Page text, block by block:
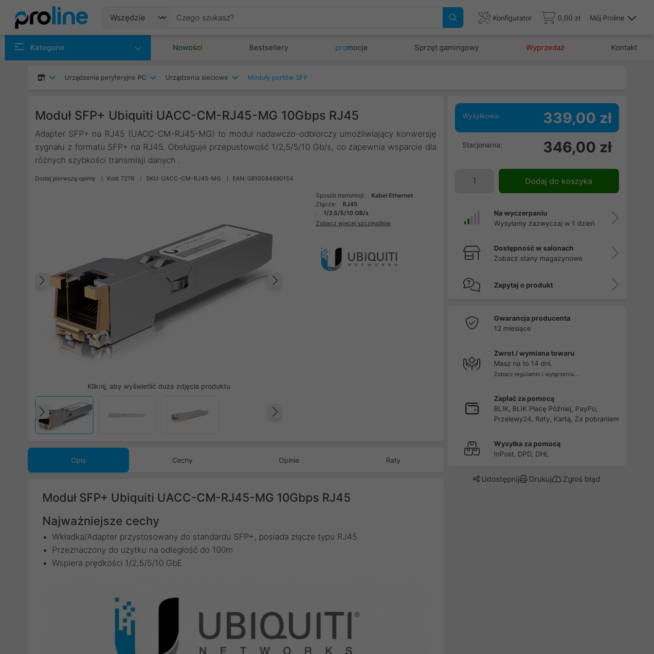
Konfigurator 0,00 zł Mój Proline
Kategorie Nowości Bestsellery promocje Sprzęt gamingowy Wyprzedaż Kontakt
Urządzenia peryferyjne PC Urządzenia sieciowe Moduły portów SFP
Moduł SFP+ Ubiquiti UACC-CM-RJ45-MG 10Gbps RJ45
Adapter SFP+ na RJ45 (UACC-CM-RJ45-MG) to moduł nadawczo-odbiorczy umożliwiający konwersję
sygnału z formatu SFP+ na RJ45. Obsługuje przepustowość 1/2,5/5/10 Gb/s, co zapewnia wsparcie dla
różnych szybkości transmisji danych .
Dodaj pierwszą opinię Kod: 7276 SKU: UACC-CM-RJ45-MG EAN: 0810084690154
Poprzedni
Kliknij, aby wyświetlić duże zdjęcia produktu
Poprzedni
Sposób transmisji:
Kabel Ethernet
Złącze:
RJ45
:
1/2.5/5/10 GB/s
Zobacz więcej szczegółów
Opis Cechy Opinie Raty
Moduł SFP+ Ubiquiti UACC-CM-RJ45-MG 10Gbps RJ45
Najważniejsze cechy
Wkładka/Adapter przystosowany do standardu SFP+, posiada złącze typu RJ45
Przeznaczony do użytku na odległość do 100m
Wspiera prędkości 1/2,5/5/10 GbE
Wysyłkowa: 339,00 zł
Stacjonarna: 346,00 zł
Dodaj do koszyka
Na wyczerpaniu
Wysyłamy zazwyczaj w 1 dzień
Dostępność w salonach
Zobacz stany magazynowe
Zapytaj o produkt
Gwarancja producenta
12 miesiące
Zwrot / wymiana towaru
Masz na to 14 dni.
Zobacz regulamin i wyłączenia...
Zapłać za pomocą
BLIK, BLIK Płacę Później, PayPo,
Przelewy24, Raty, Kartą, Za pobraniem
Wysyłka za pomocą
InPost, DPD, DHL
Udostępnij Drukuj Zgłoś błąd